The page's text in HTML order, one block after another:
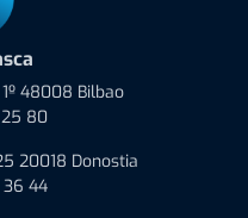
48008 Bilbao
80
20018 Donostia
44